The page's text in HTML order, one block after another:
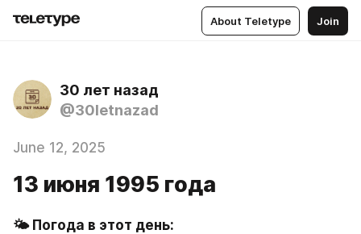
About Teletype Join
30 лет назад
@30letnazad
June 12, 2025
13 июня 1995 года
🌤 Погода в этот день: